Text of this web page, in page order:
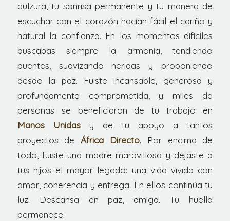
dulzura, tu sonrisa permanente y tu manera de
escuchar con el corazón hacían fácil el cariño y
natural la confianza. En los momentos difíciles
buscabas siempre la armonía, tendiendo
puentes, suavizando heridas y proponiendo
desde la paz. Fuiste incansable, generosa y
profundamente comprometida, y miles de
personas se beneficiaron de tu trabajo en
Manos Unidasy de tu apoyo a tantos
proyectos deÁfrica Directo. Por encima de
todo, fuiste una madre maravillosa y dejaste a
tus hijos el mayor legado: una vida vivida con
amor, coherencia y entrega. En ellos continúa tu
luz. Descansa en paz, amiga. Tu huella
permanece.